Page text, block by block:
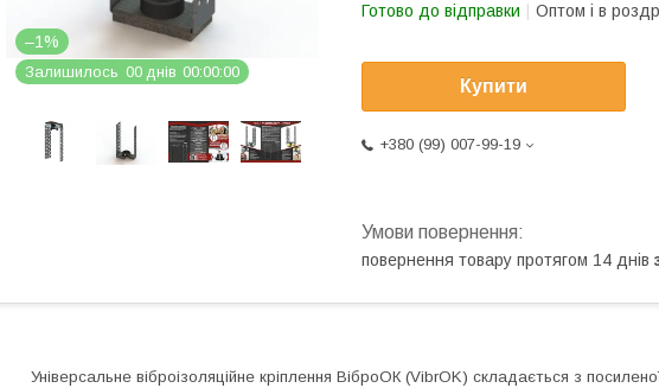
–1%
Залишилось 00 днів 00 00 00
Готово до відправки Оптом і в
Купити
+380 (99) 007-99-19
повернення товару протягом 14 днів
Універсальне віброізоляційне кріплення ВіброОК (VibrOK) складається з